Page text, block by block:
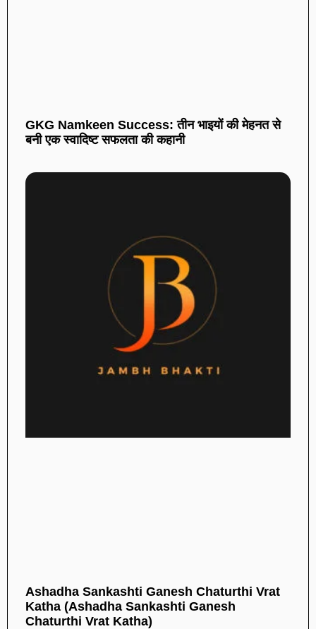
GKG Namkeen Success: तीन भाइयों की मेहनत से
बनी एक स्वादिष्ट सफलता की कहानी
Ashadha Sankashti Ganesh Chaturthi Vrat
Katha (Ashadha Sankashti Ganesh
Chaturthi Vrat Katha)